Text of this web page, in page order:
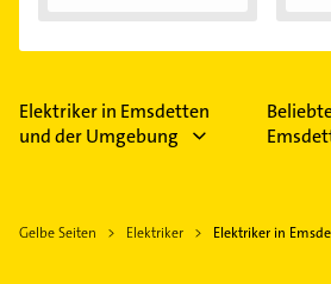
Elektriker in Emsdetten
und der Umgebung
Gelbe Seiten Elektriker Elektriker in